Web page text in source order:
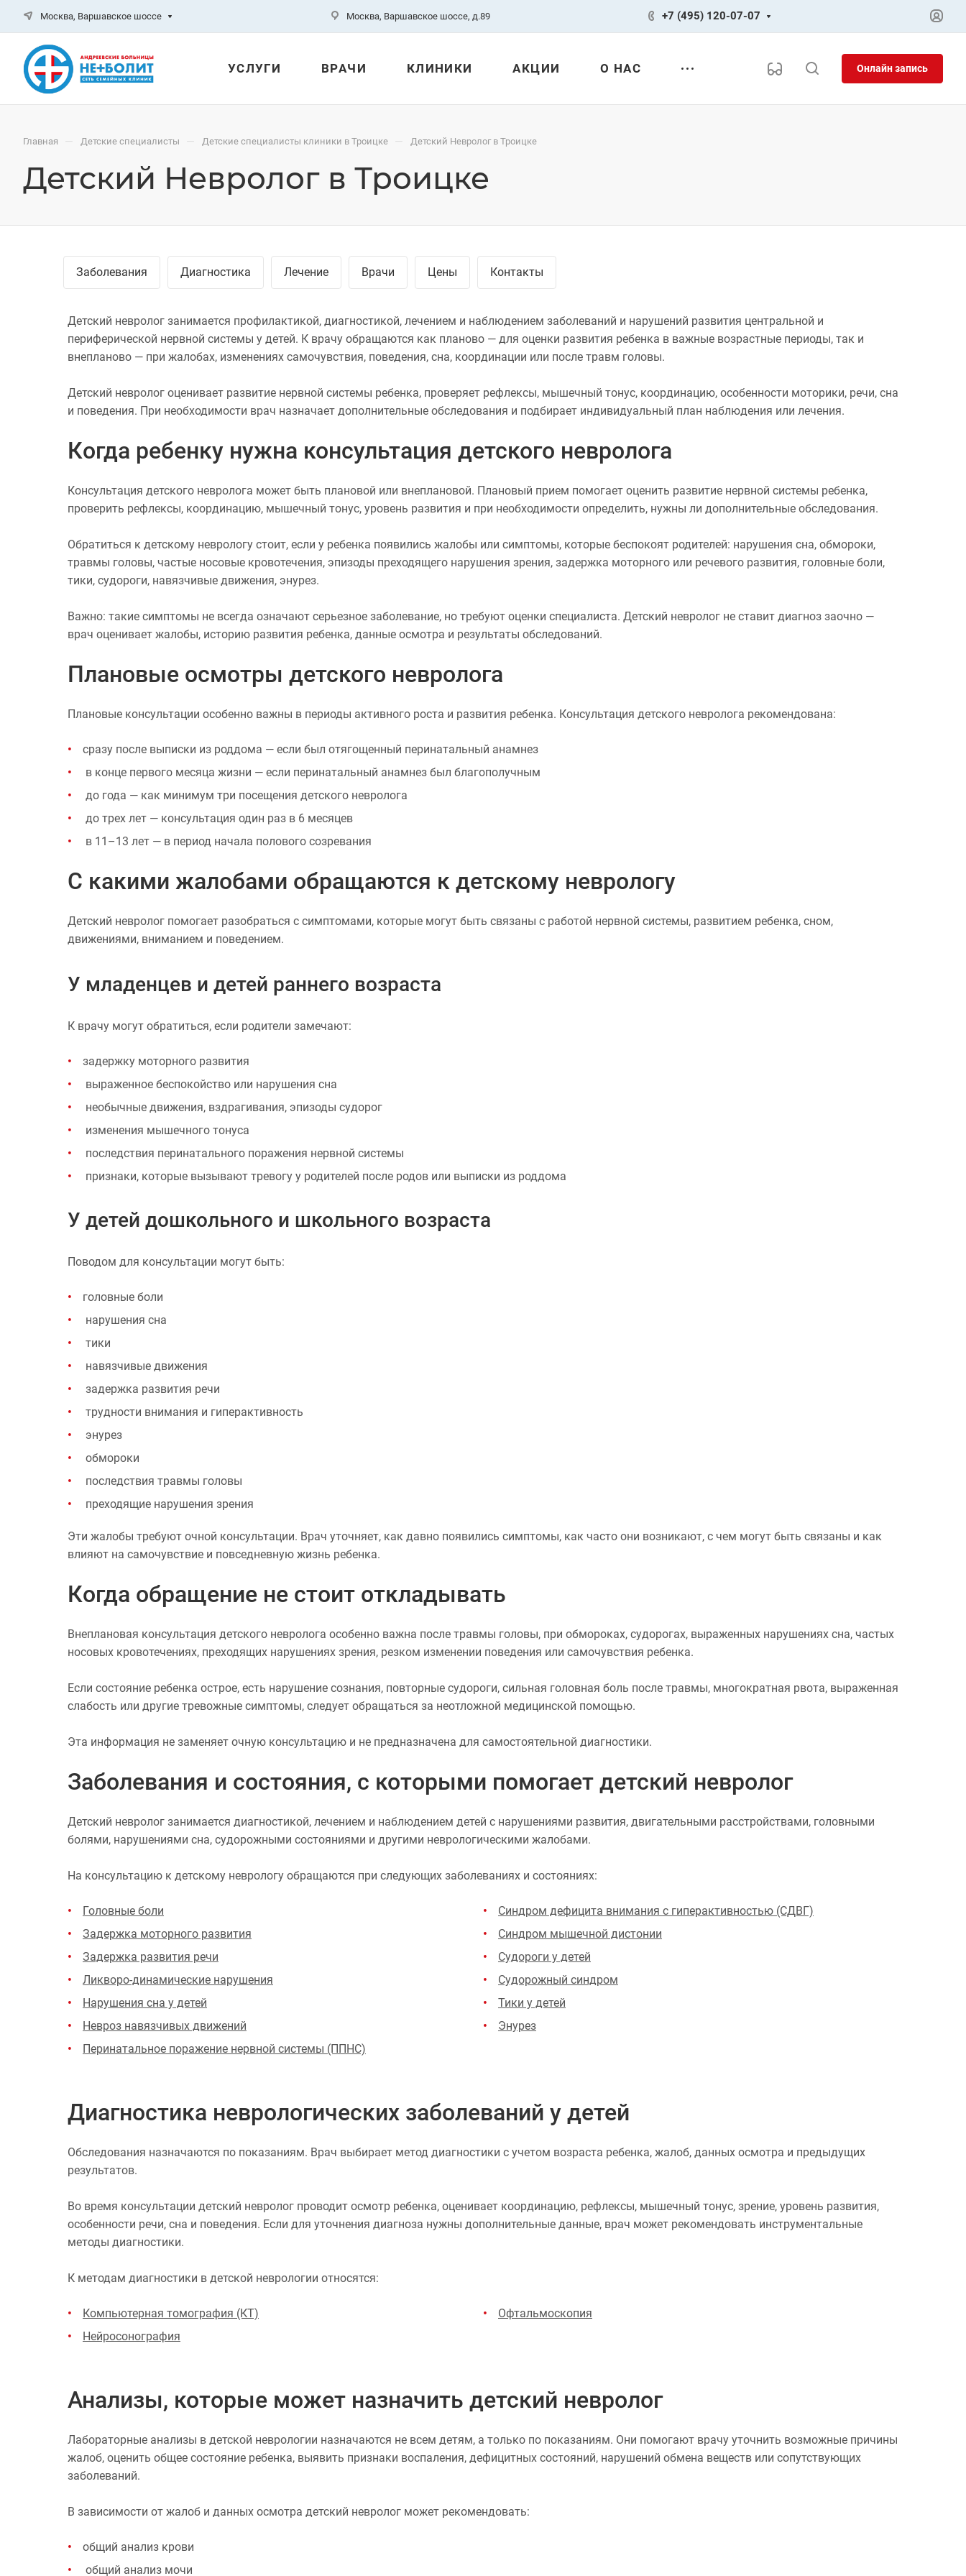
Москва, Варшавское шоссе Москва, Варшавское шоссе, д.89 +7 (495) 120-07-07
УСЛУГИ ВРАЧИ КЛИНИКИ АКЦИИ О НАС Онлайн запись
Главная — Детские специалисты — Детские специалисты клиники в Троицке — Детский Невролог в Троицке
Детский Невролог в Троицке
Заболевания Диагностика Лечение Врачи Цены Контакты
Детский невролог занимается профилактикой, диагностикой, лечением и наблюдением заболеваний и нарушений развития центральной и
периферической нервной системы у детей. К врачу обращаются как планово — для оценки развития ребенка в важные возрастные периоды, так и
внепланово — при жалобах, изменениях самочувствия, поведения, сна, координации или после травм головы.
Детский невролог оценивает развитие нервной системы ребенка, проверяет рефлексы, мышечный тонус, координацию, особенности моторики, речи, сна
и поведения. При необходимости врач назначает дополнительные обследования и подбирает индивидуальный план наблюдения или лечения.
Когда ребенку нужна консультация детского невролога
Консультация детского невролога может быть плановой или внеплановой. Плановый прием помогает оценить развитие нервной системы ребенка,
проверить рефлексы, координацию, мышечный тонус, уровень развития и при необходимости определить, нужны ли дополнительные обследования.
Обратиться к детскому неврологу стоит, если у ребенка появились жалобы или симптомы, которые беспокоят родителей: нарушения сна, обмороки,
травмы головы, частые носовые кровотечения, эпизоды преходящего нарушения зрения, задержка моторного или речевого развития, головные боли,
тики, судороги, навязчивые движения, энурез.
Важно: такие симптомы не всегда означают серьезное заболевание, но требуют оценки специалиста. Детский невролог не ставит диагноз заочно —
врач оценивает жалобы, историю развития ребенка, данные осмотра и результаты обследований.
Плановые осмотры детского невролога
Плановые консультации особенно важны в периоды активного роста и развития ребенка. Консультация детского невролога рекомендована:
сразу после выписки из роддома — если был отягощенный перинатальный анамнез
в конце первого месяца жизни — если перинатальный анамнез был благополучным
до года — как минимум три посещения детского невролога
до трех лет — консультация один раз в 6 месяцев
в 11–13 лет — в период начала полового созревания
С какими жалобами обращаются к детскому неврологу
Детский невролог помогает разобраться с симптомами, которые могут быть связаны с работой нервной системы, развитием ребенка, сном,
движениями, вниманием и поведением.
У младенцев и детей раннего возраста
К врачу могут обратиться, если родители замечают:
задержку моторного развития
выраженное беспокойство или нарушения сна
необычные движения, вздрагивания, эпизоды судорог
изменения мышечного тонуса
последствия перинатального поражения нервной системы
признаки, которые вызывают тревогу у родителей после родов или выписки из роддома
У детей дошкольного и школьного возраста
Поводом для консультации могут быть:
головные боли
нарушения сна
тики
навязчивые движения
задержка развития речи
трудности внимания и гиперактивность
энурез
обмороки
последствия травмы головы
преходящие нарушения зрения
Эти жалобы требуют очной консультации. Врач уточняет, как давно появились симптомы, как часто они возникают, с чем могут быть связаны и как
влияют на самочувствие и повседневную жизнь ребенка.
Когда обращение не стоит откладывать
Внеплановая консультация детского невролога особенно важна после травмы головы, при обмороках, судорогах, выраженных нарушениях сна, частых
носовых кровотечениях, преходящих нарушениях зрения, резком изменении поведения или самочувствия ребенка.
Если состояние ребенка острое, есть нарушение сознания, повторные судороги, сильная головная боль после травмы, многократная рвота, выраженная
слабость или другие тревожные симптомы, следует обращаться за неотложной медицинской помощью.
Эта информация не заменяет очную консультацию и не предназначена для самостоятельной диагностики.
Заболевания и состояния, с которыми помогает детский невролог
Детский невролог занимается диагностикой, лечением и наблюдением детей с нарушениями развития, двигательными расстройствами, головными
болями, нарушениями сна, судорожными состояниями и другими неврологическими жалобами.
На консультацию к детскому неврологу обращаются при следующих заболеваниях и состояниях:
Головные боли
Задержка моторного развития
Задержка развития речи
Ликворо-динамические нарушения
Нарушения сна у детей
Невроз навязчивых движений
Перинатальное поражение нервной системы (ППНС)
Синдром дефицита внимания с гиперактивностью (СДВГ)
Синдром мышечной дистонии
Судороги у детей
Судорожный синдром
Тики у детей
Энурез
Диагностика неврологических заболеваний у детей
Обследования назначаются по показаниям. Врач выбирает метод диагностики с учетом возраста ребенка, жалоб, данных осмотра и предыдущих
результатов.
Во время консультации детский невролог проводит осмотр ребенка, оценивает координацию, рефлексы, мышечный тонус, зрение, уровень развития,
особенности речи, сна и поведения. Если для уточнения диагноза нужны дополнительные данные, врач может рекомендовать инструментальные
методы диагностики.
К методам диагностики в детской неврологии относятся:
Компьютерная томография (КТ)
Нейросонография
Офтальмоскопия
Анализы, которые может назначить детский невролог
Лабораторные анализы в детской неврологии назначаются не всем детям, а только по показаниям. Они помогают врачу уточнить возможные причины
жалоб, оценить общее состояние ребенка, выявить признаки воспаления, дефицитных состояний, нарушений обмена веществ или сопутствующих
заболеваний.
В зависимости от жалоб и данных осмотра детский невролог может рекомендовать:
общий анализ крови
общий анализ мочи